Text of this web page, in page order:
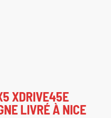
XDRIVE45E
LIVRÉ À NICE